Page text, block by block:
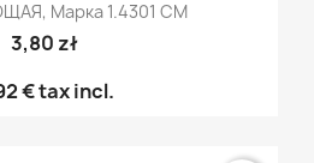
Марка 1.4301 CM
3,80 zł
€tax incl.